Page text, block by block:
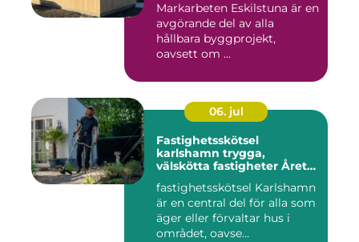
Markarbeten Eskilstuna är en
avgörande del av alla
hållbara byggprojekt,
oavsett om ...
06. jul
Fastighetsskötsel
karlshamn trygga,
välskötta fastigheter Året
fastighetsskötsel Karlshamn
är en central del för alla som
äger eller förvaltar hus i
området, oavse...